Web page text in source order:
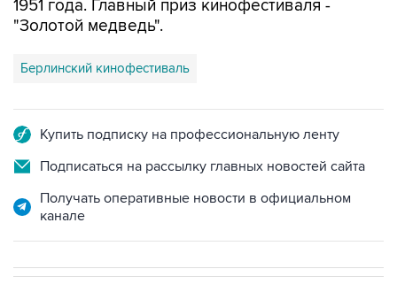
Берлинский кинофестиваль
Подписаться на рассылку главных новостей сайта
Получать оперативные новости в официальном